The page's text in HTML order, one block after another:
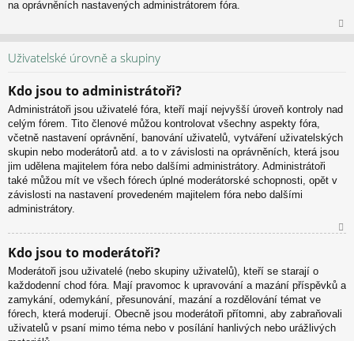
na oprávněních nastavených administrátorem fóra.
Uživatelské úrovně a skupiny
Kdo jsou to administrátoři?
Administrátoři jsou uživatelé fóra, kteří mají nejvyšší úroveň kontroly nad
celým fórem. Tito členové můžou kontrolovat všechny aspekty fóra,
včetně nastavení oprávnění, banování uživatelů, vytváření uživatelských
skupin nebo moderátorů atd. a to v závislosti na oprávněních, která jsou
jim udělena majitelem fóra nebo dalšími administrátory. Administrátoři
také můžou mít ve všech fórech úplné moderátorské schopnosti, opět v
závislosti na nastavení provedeném majitelem fóra nebo dalšími
administrátory.
u
Kdo jsou to moderátoři?
Moderátoři jsou uživatelé (nebo skupiny uživatelů), kteří se starají o
každodenní chod fóra. Mají pravomoc k upravování a mazání příspěvků a
zamykání, odemykání, přesunování, mazání a rozdělování témat ve
fórech, která moderují. Obecně jsou moderátoři přítomni, aby zabraňovali
uživatelů v psaní mimo téma nebo v posílání hanlivých nebo urážlivých